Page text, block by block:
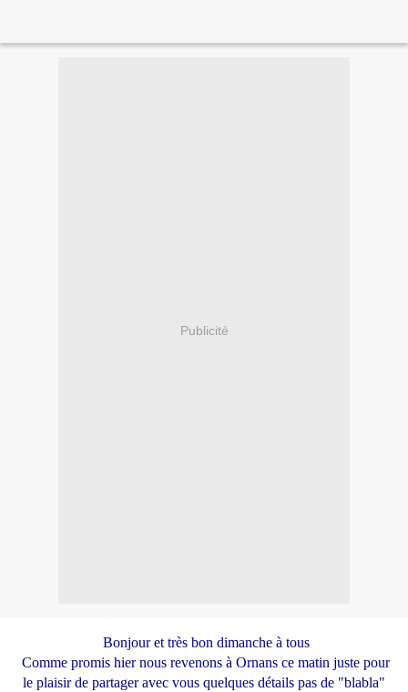
Publicité
Bonjour et très bon dimanche à tous
Comme promis hier nous revenons à Ornans ce matin juste pour
le plaisir de partager avec vous quelques détails pas de "blabla"